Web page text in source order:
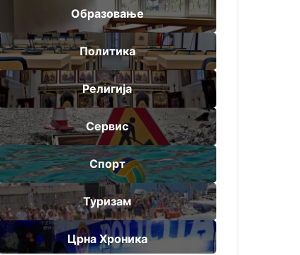
Образовање
Политика
Религија
Сервис
Спорт
Туризам
Црна Хроника